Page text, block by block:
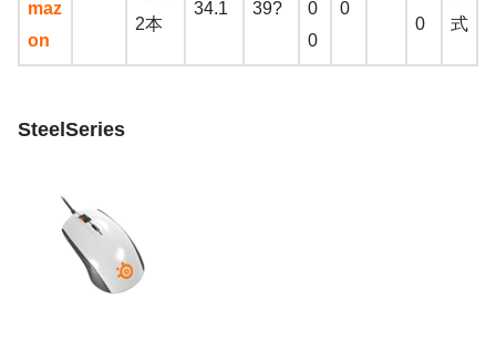
maz
on
2本
34.1
39?
0
0
0
0
式
SteelSeries